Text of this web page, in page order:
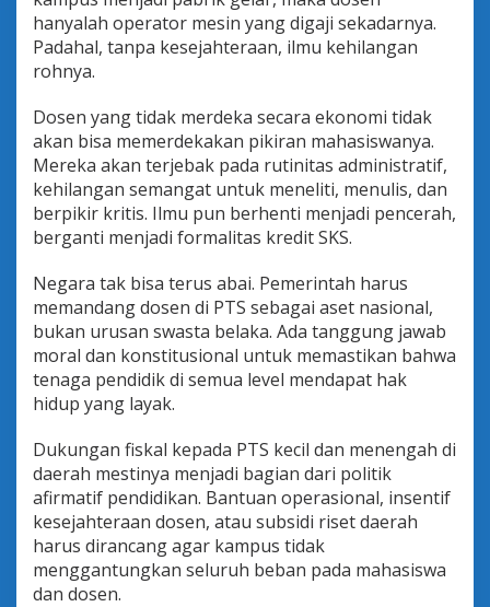
hanyalah operator mesin yang digaji sekadarnya.
Padahal, tanpa kesejahteraan, ilmu kehilangan
rohnya.
Dosen yang tidak merdeka secara ekonomi tidak
akan bisa memerdekakan pikiran mahasiswanya.
Mereka akan terjebak pada rutinitas administratif,
kehilangan semangat untuk meneliti, menulis, dan
berpikir kritis. Ilmu pun berhenti menjadi pencerah,
berganti menjadi formalitas kredit SKS.
Negara tak bisa terus abai. Pemerintah harus
memandang dosen di PTS sebagai aset nasional,
bukan urusan swasta belaka. Ada tanggung jawab
moral dan konstitusional untuk memastikan bahwa
tenaga pendidik di semua level mendapat hak
hidup yang layak.
Dukungan fiskal kepada PTS kecil dan menengah di
daerah mestinya menjadi bagian dari politik
afirmatif pendidikan. Bantuan operasional, insentif
kesejahteraan dosen, atau subsidi riset daerah
harus dirancang agar kampus tidak
menggantungkan seluruh beban pada mahasiswa
dan dosen.